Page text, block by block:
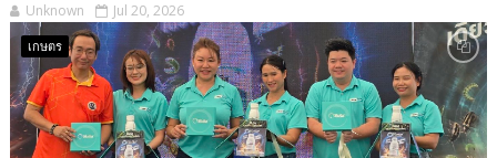
Unknown Jul 20, 2026
เกษตร